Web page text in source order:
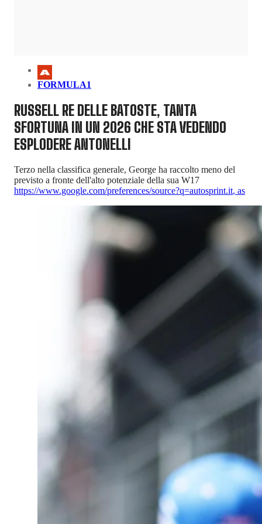
FORMULA1
RUSSELL RE DELLE BATOSTE, TANTA
SFORTUNA IN UN 2026 CHE STA VEDENDO
ESPLODERE ANTONELLI
Terzo nella classifica generale, George ha raccolto meno del
previsto a fronte dell'alto potenziale della sua W17
https://www.google.com/preferences/source?q=autosprint.it, as